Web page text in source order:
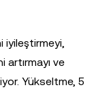
iyileştirmeyi,
artırmayı ve
Yükseltme, 5